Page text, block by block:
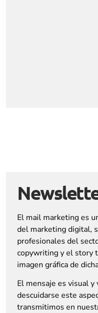
El mail marketing es
del marketing digital,
profesionales del
copywriting y el story
imagen gráfica de
El mensaje es visual y
descuidarse este
transmitimos en